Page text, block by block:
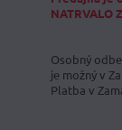
NATRVALO
Osobný
je možný v
Platba v